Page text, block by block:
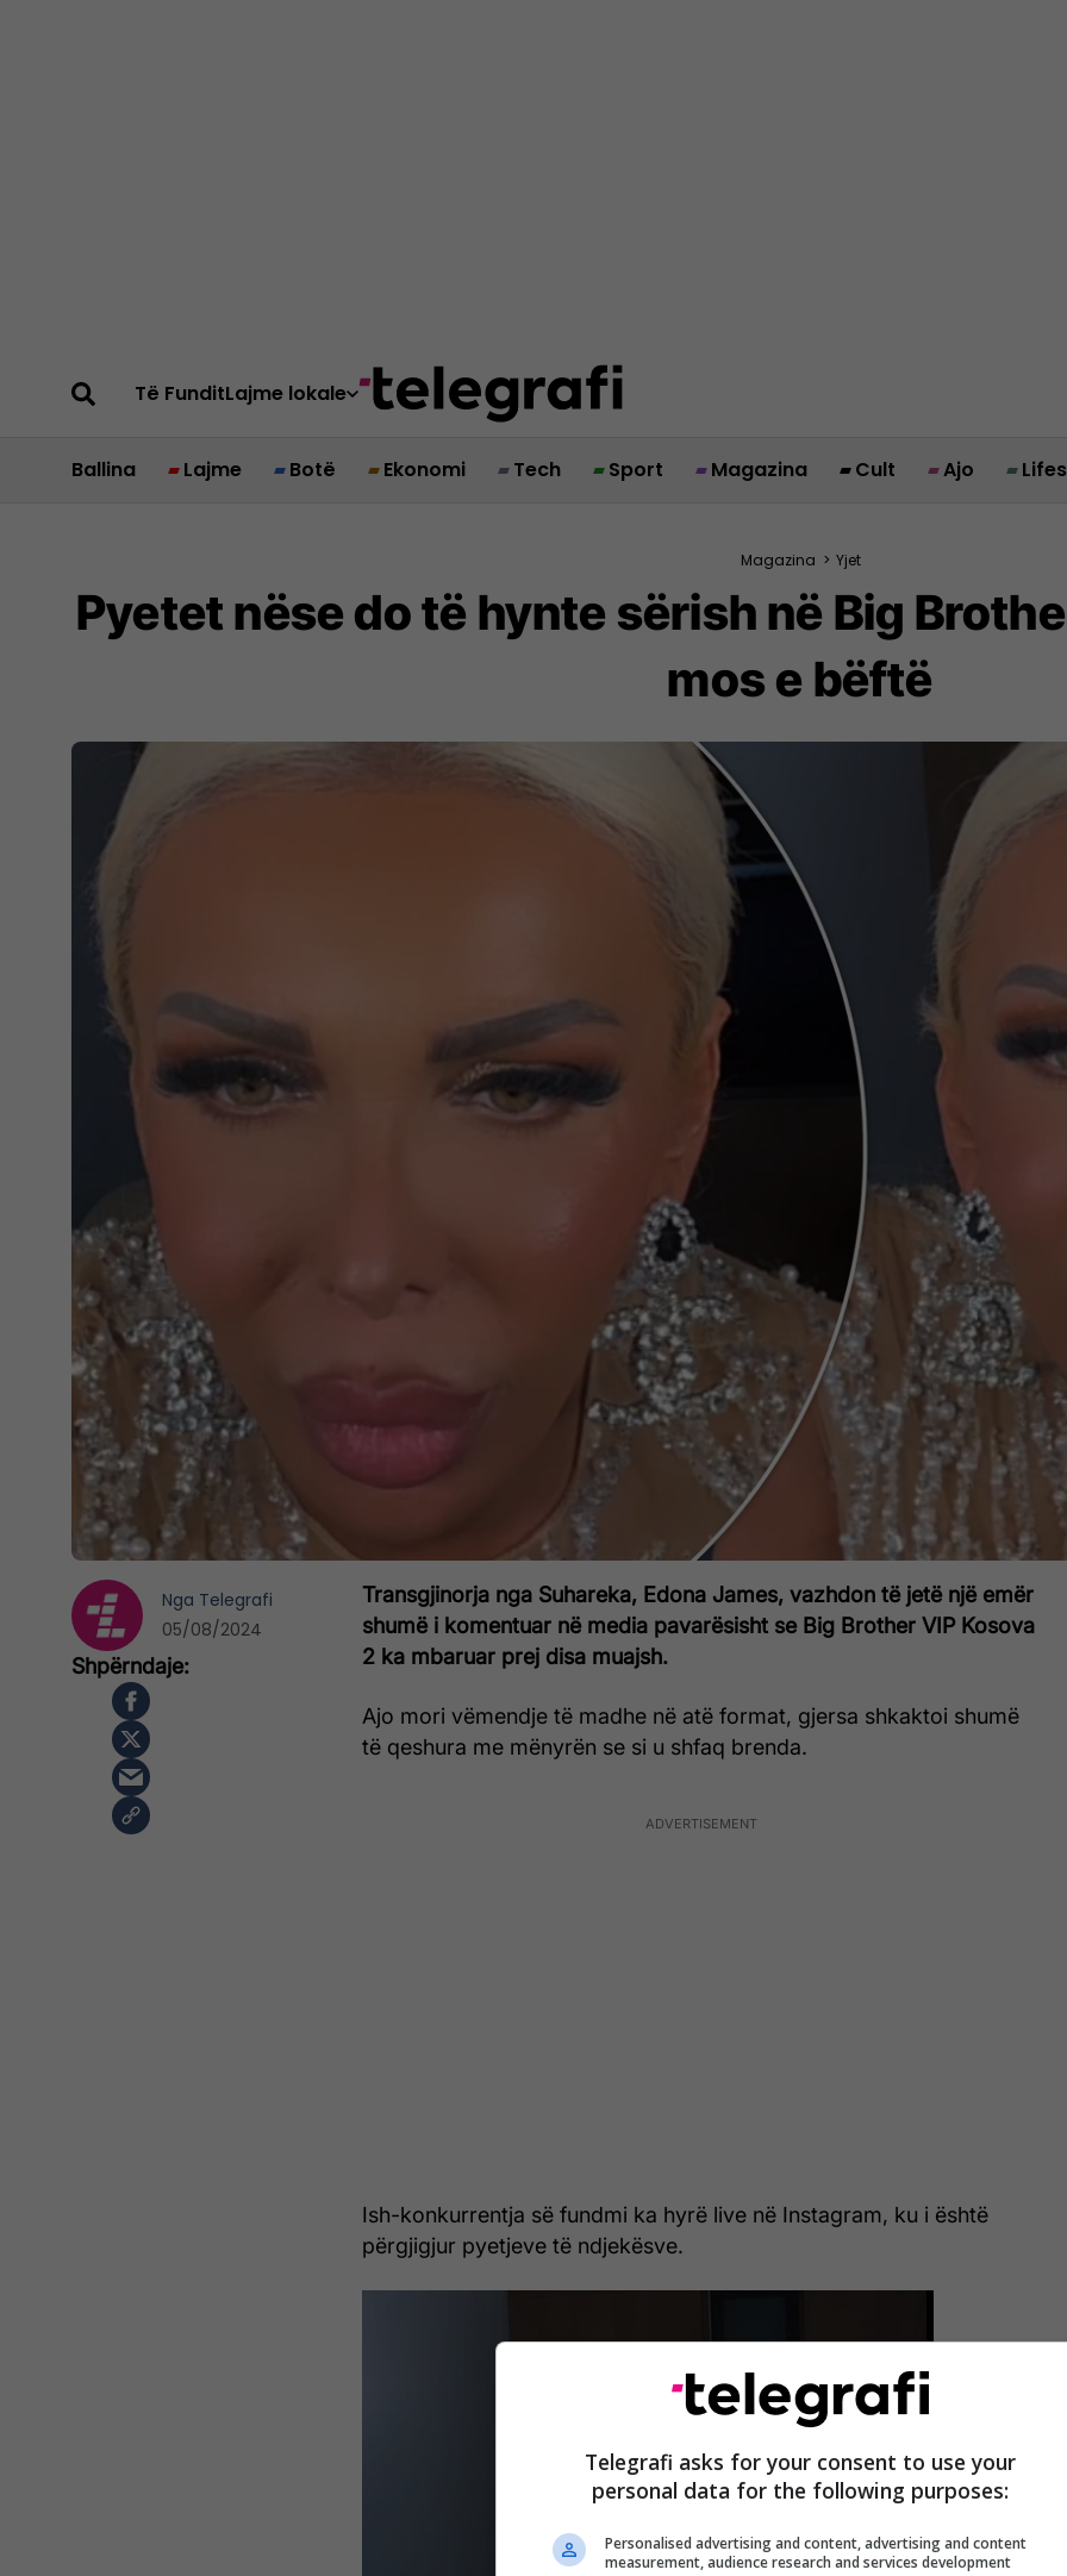
Të FunditLajme lokale
Ballina Lajme Botë Ekonomi Tech Sport Magazina Cult Ajo
Magazina > Yjet
Pyetet nëse do të hynte sërish në Big
mos e bëftë
Transgjinorja nga Suhareka, Edona James, vazhdon të jetë një emër
shumë i komentuar në media pavarësisht se Big Brother VIP Kosova
2 ka mbaruar prej disa muajsh.
Ajo mori vëmendje të madhe në atë format, gjersa shkaktoi shumë
të qeshura me mënyrën se si u shfaq brenda.
Ish-konkurrentja së fundmi ka hyrë live në Instagram, ku i është
përgjigjur pyetjeve të ndjekësve.
Nga Telegrafi
05/08/2024
Telegrafi asks for your consent to use your
personal data for the following purposes:
Personalised advertising and content, advertising and content
measurement, audience research and services development